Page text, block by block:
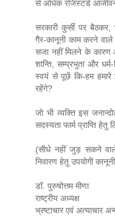
से अधिक रजिस्टर्ड
सरकारी कुर्सी पर बैठकर,
गैर-कानूनी काम करने
सजा नहीं मिलने के कारण
शान्ति, सम्प्रभुता और
स्वयं से पूछें कि-हम
रहेंगे?
जो भी व्यक्ति इस
सदस्यता फार्म प्राप्ति हेतु
(सीधे नहीं जुड़ सकने वाले
निवारण हेतु उपयोगी
डॉ. पुरुषोत्तम मीणा
राष्ट्रीय अध्यक्ष
भ्रष्टाचार एवं अत्याचार